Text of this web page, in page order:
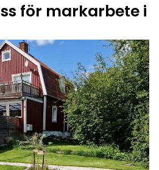
för markarbete i